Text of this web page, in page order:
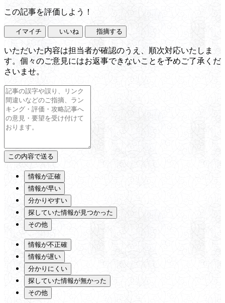
この記事を評価しよう！
イマイチ いいね 指摘する
いただいた内容は担当者が確認のうえ、順次対応いたしま
す。個々のご意見にはお返事できないことを予めご了承くだ
さいませ。
情報が正確
情報が早い
分かりやすい
探していた情報が見つかった
その他
情報が不正確
情報が遅い
分かりにくい
探していた情報が無かった
その他